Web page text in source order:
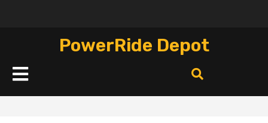
PowerRide Depot
Кнопка
Открыть